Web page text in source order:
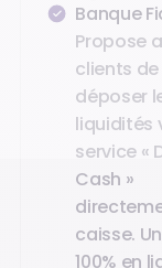
Banque
Propose
clients de
déposer
liquidités
service «
Cash »
caisse.
100% en